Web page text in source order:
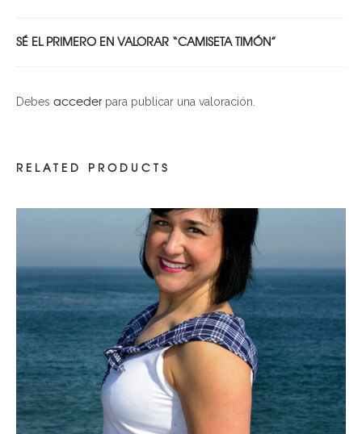
SÉ EL PRIMERO EN VALORAR “CAMISETA TIMÓN”
Debes acceder para publicar una valoración.
RELATED PRODUCTS